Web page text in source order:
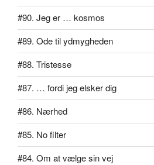
#90. Jeg er … kosmos
#89. Ode til ydmygheden
#88. Tristesse
#87. … fordi jeg elsker dig
#86. Nærhed
#85. No filter
#84. Om at vælge sin vej